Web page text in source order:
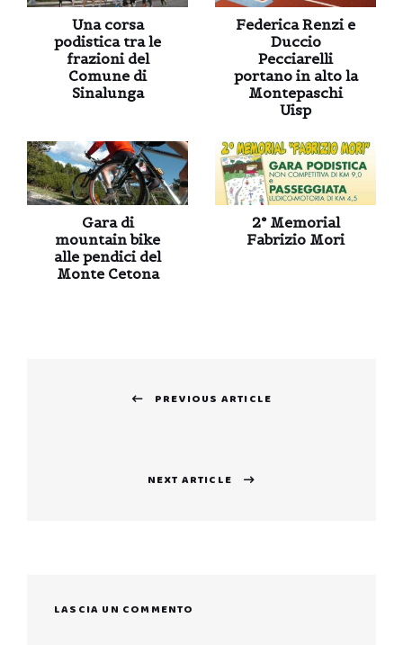
Una corsa
podistica tra le
frazioni del
Comune di
Sinalunga
Federica Renzi e
Duccio
Pecciarelli
portano in alto la
Montepaschi
Uisp
Gara di
mountain bike
alle pendici del
Monte Cetona
2° Memorial
Fabrizio Mori
PREVIOUS ARTICLE
NEXT ARTICLE
LASCIA UN COMMENTO